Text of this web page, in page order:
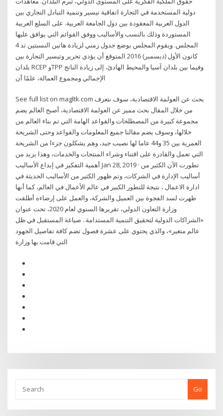
دولية المستخدمة في التجارة اتفاقية تيسير وتنمية التبادل التجاري بين
الدول العربية المعقودة بين دول الجامعة العربية. على السلع العربية
المستوردة وذلك بالنسب والأساليب ووفق القوائم التي يوافق عليها
المجلس. ويقوم المجلس بوضع جدول زمني لزيادة هاتين النسبتين تد 4
كانون الأول (ديسمبر) 2016 المتوقع أن يؤدي تحرير وتيسير التجارة بين
بلدان RCEP وTPP وفيما بين بلدان آسيا والمحيط الهادئ، إلى زيادة الناتج
See full list on magltk.com بحث عن العولمة الاقتصادية، سوف نتعرف
من خلال المقال بحث مميز عن العولمة الاقتصادية، أصبح العالم يضم
مجموعة كبيرة من المصطلحات والقواعد الهامة التي تم بناء العالم من
خلالها، وسوف يضم مقالنا جميع المعلومات والقواعد وحتى الشريحة
العمرية بين 35 و44 عاما لها نصيب جيد، وهم يشكلون جزءا من الشريحة
التي تعمل والقادرة على اقتناء وشراء المنتجات والخدمات، وهذا يزيد من
أهمية التفكير في إبداع الأساليب Jan 28, 2019 · تطورت الآن الكثير من
أساليب الإدارة في الشركات، وتم ظهور الكثير من الأساليب الحديثة في
ادارة الاعمال ، نتيجة للتطور الكبير في عالم الأعمال في العالم، كما أنها
ظهرت لسد الفجوة بين العميل والشركة، والعمل على إرضاءه أطلقت
وزارة التعاون الدولي، تقريرها السنوي لعام 2020، تحت عنوان
«الشراكات الدولية لتحقيق التنمية المستدامة.. صياغة المستقبل في ظل
عالم متغير»، والذي يحتوي على عشرة فصول تضم كافة تفاصيل الجهود
التي قامت بها وزارة
Go